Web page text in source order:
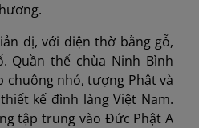
dị, với điện thờ bằng gỗ,
Quần thể chùa Ninh Bình
chuông nhỏ, tượng Phật và
kế đình làng Việt Nam.
tập trung vào Đức Phật A